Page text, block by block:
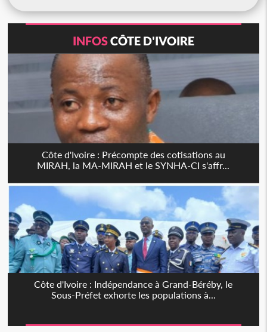
INFOSCÔTE D'IVOIRE
Côte d'Ivoire : Précompte des cotisations au
MIRAH, la MA-MIRAH et le SYNHA-CI s'affr...
Côte d'Ivoire : Indépendance à Grand-Béréby, le
Sous-Préfet exhorte les populations à...